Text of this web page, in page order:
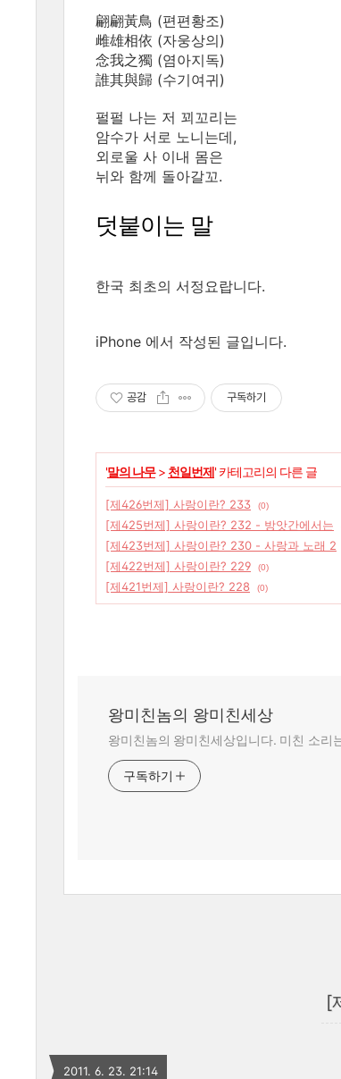
翩翩黃鳥 (편편황조)
雌雄相依 (자웅상의)
念我之獨 (염아지독)
誰其與歸 (수기여귀)
펄펄 나는 저 꾀꼬리는
암수가 서로 노니는데,
외로울 사 이내 몸은
뉘와 함께 돌아갈꼬.
덧붙이는 말
한국 최초의 서정요랍니다.
iPhone 에서 작성된 글입니다.
공감 구독하기
'말의 나무> 천일번제' 카테고리의 다른 글
[제426번제] 사랑이란? 233 (0)
[제425번제] 사랑이란? 232 - 방앗간에서는
[제423번제] 사랑이란? 230 - 사랑과 노래 2
[제422번제] 사랑이란? 229
(0)
[제421번제] 사랑이란? 228
(0)
왕미친놈의 왕미친세상
왕미친놈의 왕미친세상입니다. 미친 소리
구독하기
[
2011. 6. 23. 21:14